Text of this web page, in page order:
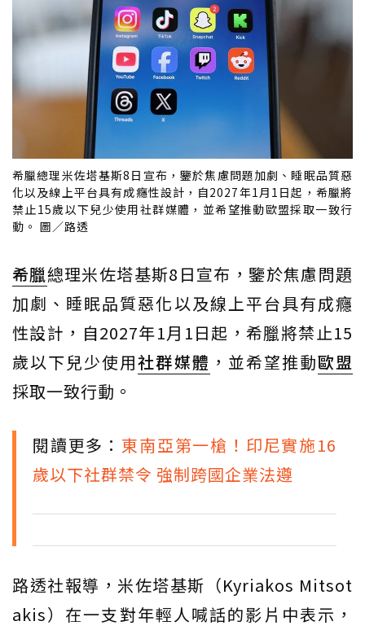
希臘總理米佐塔基斯8日宣布，鑒於焦慮問題加劇、睡眠品質惡
化以及線上平台具有成癮性設計，自2027年1月1日起，希臘將
禁止15歲以下兒少使用社群媒體，並希望推動歐盟採取一致行
動。 圖／路透
希臘總理米佐塔基斯8日宣布，鑒於焦慮問題
加劇、睡眠品質惡化以及線上平台具有成癮
性設計，自2027年1月1日起，希臘將禁止15
歲以下兒少使用社群媒體 ，並希望推動歐盟
採取一致行動。
閱讀更多： 東南亞第一槍！印尼實施16
歲以下社群禁令 強制跨國企業法遵
路透社報導，米佐塔基斯（Kyriakos Mitsot
akis）在一支對年輕人喊話的影片中表示，